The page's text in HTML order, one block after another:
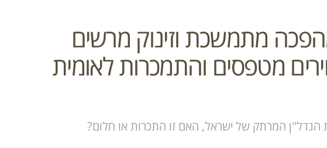
מתמשכת וזינוק מרשים
מטפסים והתמכרות לאומית
המרתק של ישראל, האם זו התכרות או חלום?